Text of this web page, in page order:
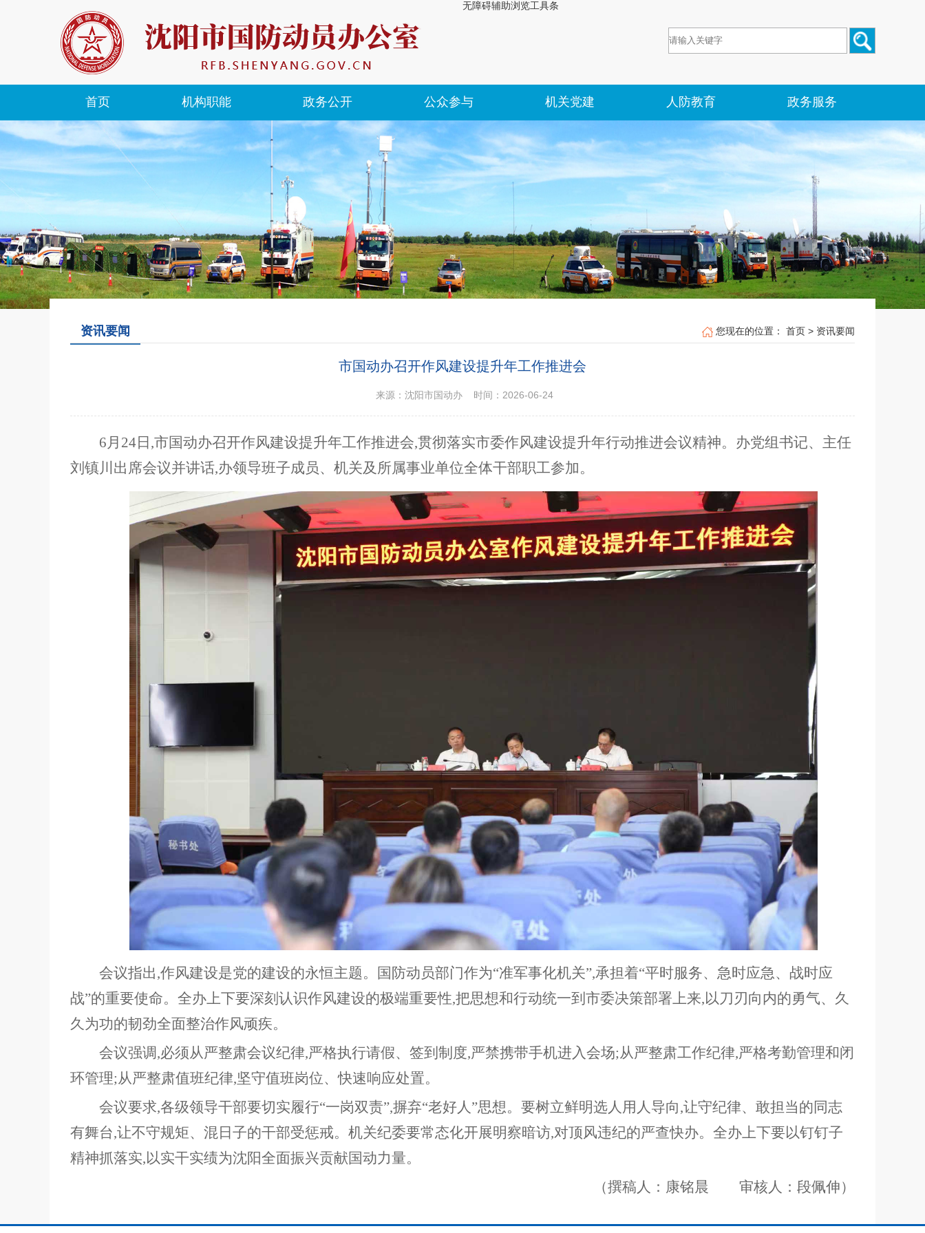
无障碍辅助浏览工具条
首页 机构职能 政务公开 公众参与 机关党建 人防教育 政务服务
资讯要闻 您现在的位置： 首页 > 资讯要闻
市国动办召开作风建设提升年工作推进会
来源：沈阳市国动办 时间：2026-06-24
6月 24日,市国动办召开作风建设提升年工作推进会,贯彻落实市委作风建设提升年行动推进会议精神。办党组书记、主任
刘镇川出席会议并讲话,办领导班子成员、机关及所属事业单位全体干部职工参加。
会议指出,作风建设是党的建设的永恒主题。国防动员部门作为“准军事化机关”,承担着“平时服务、急时应急、战时应
战”的重要使命。全办上下要深刻认识作风建设的极端重要性,把思想和行动统一到市委决策部署上来,以刀刃向内的勇气、久
久为功的韧劲全面整治作风顽疾。
会议强调,必须从严整肃会议纪律,严格执行请假、签到制度,严禁携带手机进入会场;从严整肃工作纪律,严格考勤管理和闭
环管理;从严整肃值班纪律,坚守值班岗位、快速响应处置。
会议要求,各级领导干部要切实履行“一岗双责”,摒弃“老好人 ”思想。要树立鲜明选人用人导向,让守纪律、敢担当的同志
有舞台,让不守规矩、混日子的干部受惩戒。机关纪委要常态化开展明察暗访,对顶风违纪的严查快办。全办上下要以钉钉子
精神抓落实,以实干实绩为沈阳全面振兴贡献国动力量。
（撰稿人：康铭晨 审核人：段佩伸）